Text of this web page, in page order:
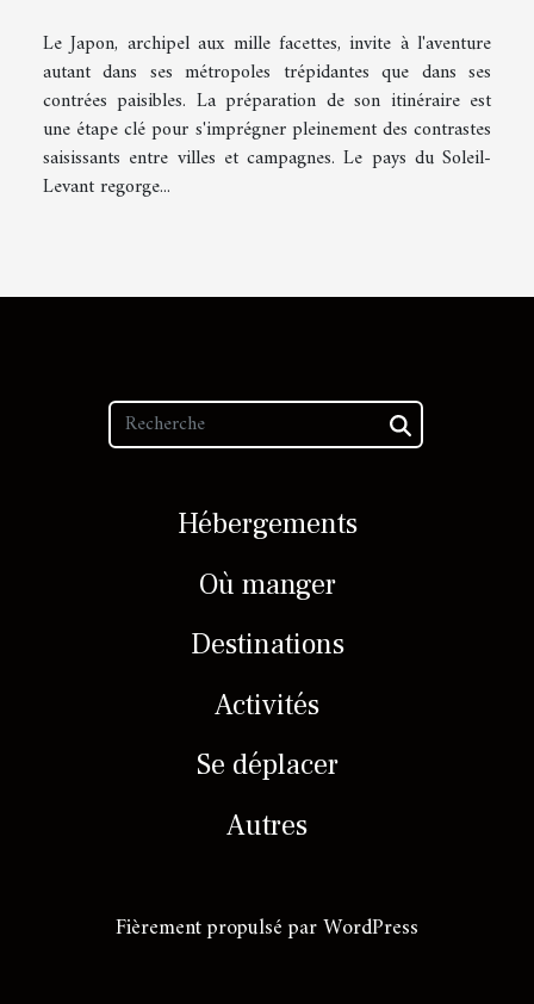
Le Japon, archipel aux mille facettes, invite à l'aventure
autant dans ses métropoles trépidantes que dans ses
contrées paisibles. La préparation de son itinéraire est
une étape clé pour s'imprégner pleinement des contrastes
saisissants entre villes et campagnes. Le pays du Soleil-
Levant regorge...
Hébergements
Où manger
Destinations
Activités
Se déplacer
Autres
Fièrement propulsé par WordPress